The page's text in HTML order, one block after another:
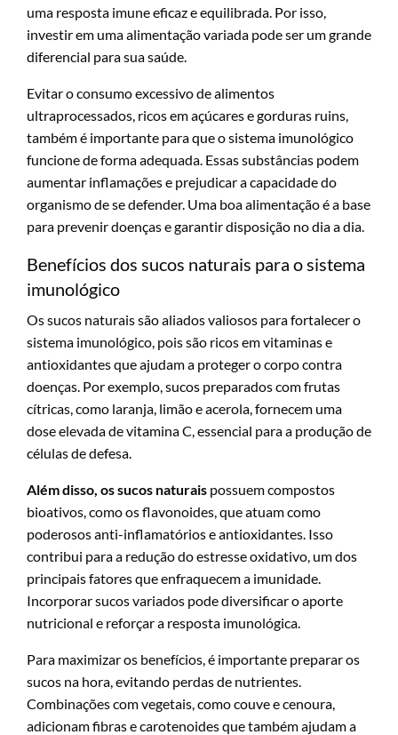
uma resposta imune eficaz e equilibrada. Por isso,
investir em uma alimentação variada pode ser um grande
diferencial para sua saúde.
Evitar o consumo excessivo de alimentos
ultraprocessados, ricos em açúcares e gorduras ruins,
também é importante para que o sistema imunológico
funcione de forma adequada. Essas substâncias podem
aumentar inflamações e prejudicar a capacidade do
organismo de se defender. Uma boa alimentação é a base
para prevenir doenças e garantir disposição no dia a dia.
Benefícios dos sucos naturais para o sistema
imunológico
Os sucos naturais são aliados valiosos para fortalecer o
sistema imunológico, pois são ricos em vitaminas e
antioxidantes que ajudam a proteger o corpo contra
doenças. Por exemplo, sucos preparados com frutas
cítricas, como laranja, limão e acerola, fornecem uma
dose elevada de vitamina C, essencial para a produção de
células de defesa.
Além disso, os sucos naturais possuem compostos
bioativos, como os flavonoides, que atuam como
poderosos anti-inflamatórios e antioxidantes. Isso
contribui para a redução do estresse oxidativo, um dos
principais fatores que enfraquecem a imunidade.
Incorporar sucos variados pode diversificar o aporte
nutricional e reforçar a resposta imunológica.
Para maximizar os benefícios, é importante preparar os
sucos na hora, evitando perdas de nutrientes.
Combinações com vegetais, como couve e cenoura,
adicionam fibras e carotenoides que também ajudam a